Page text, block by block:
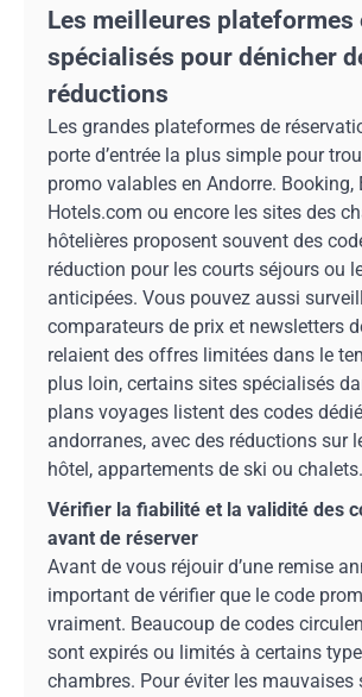
Les meilleures plateformes
spécialisés pour dénicher
réductions
Les grandes plateformes de
porte d’entrée la plus simple pour
promo valables en Andorre. Booking,
Hotels.com ou encore les sites des
hôtelières proposent souvent des
réduction pour les courts séjours ou
anticipées. Vous pouvez aussi
comparateurs de prix et newsletters
relaient des offres limitées dans le
plus loin, certains sites spécialisés
plans voyages listent des codes
andorranes, avec des réductions sur
hôtel, appartements de ski ou chalets.
Vérifier la fiabilité et la validité des
avant de réserver
Avant de vous réjouir d’une remise
important de vérifier que le code
vraiment. Beaucoup de codes
sont expirés ou limités à certains
chambres. Pour éviter les mauvaises